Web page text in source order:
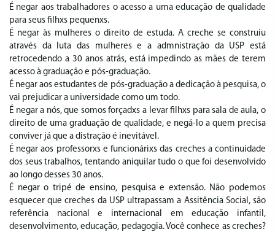
É negar aos trabalhadores o acesso a uma educação de qualidade
para seus filhxs pequenxs.
É negar às mulheres o direito de estuda. A creche se construiu
através da luta das mulheres e a admnistração da USP está
retrocedendo a 30 anos atrás, está impedindo as mães de terem
acesso à graduação e pós-graduação.
É negar aos estudantes de pós-graduação a dedicação à pesquisa, o
vai prejudicar a universidade como um todo.
É negar a nós, que somos forçadxs a levar filhxs para sala de aula, o
direito de uma graduação de qualidade, e negá-lo a quem precisa
conviver já que a distração é inevitável.
É negar aos professorxs e funcionárixs das creches a continuidade
dos seus trabalhos, tentando aniquilar tudo o que foi desenvolvido
ao longo desses 30 anos.
É negar o tripé de ensino, pesquisa e extensão. Não podemos
esquecer que creches da USP ultrapassam a Assitência Social, são
referência nacional e internacional em educação infantil,
desenvolvimento, educação, pedagogia. Você conhece as creches?